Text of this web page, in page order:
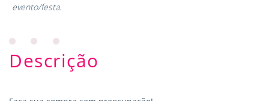
evento/festa.
Descrição